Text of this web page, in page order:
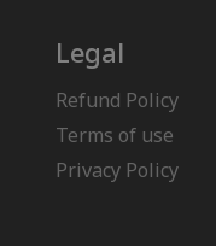
Legal
Refund Policy
Terms of use
Privacy Policy